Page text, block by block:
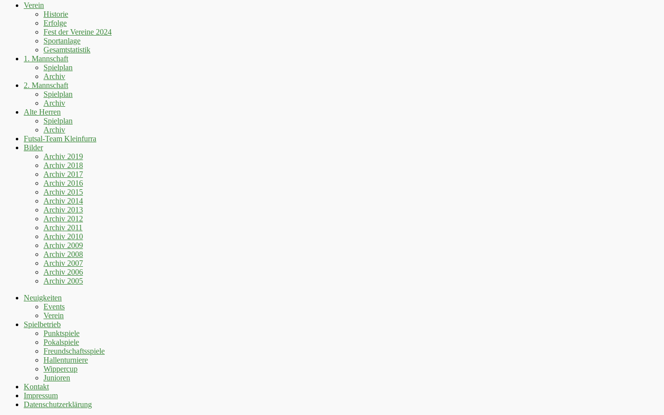
scrollenVerein
Historie
Erfolge
Fest der Vereine 2024
Sportanlage
Gesamtstatistik
1. Mannschaft
Spielplan
Archiv
2. Mannschaft
Spielplan
Archiv
Alte Herren
Spielplan
Archiv
Futsal-Team Kleinfurra
Bilder
Archiv 2019
Archiv 2018
Archiv 2017
Archiv 2016
Archiv 2015
Archiv 2014
Archiv 2013
Archiv 2012
Archiv 2011
Archiv 2010
Archiv 2009
Archiv 2008
Archiv 2007
Archiv 2006
Archiv 2005
Neuigkeiten
Events
Verein
Spielbetrieb
Punktspiele
Pokalspiele
Freundschaftsspiele
Hallenturniere
Wippercup
Junioren
Kontakt
Impressum
Datenschutzerklärung